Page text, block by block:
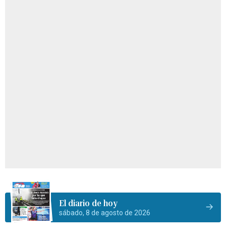
El diario de hoy
sábado, 8 de agosto de 2026